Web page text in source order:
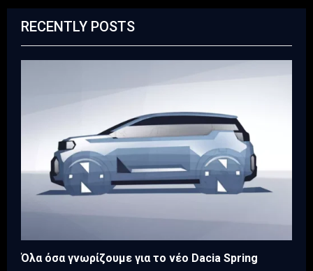
RECENTLY POSTS
Όλα όσα γνωρίζουμε για το νέο Dacia Spring